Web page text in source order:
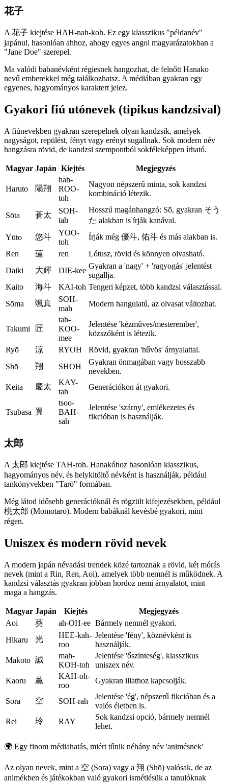
花子
A 花子 kiejtése HAH-nah-koh. Ez egy klasszikus "példanév"
japánul, hasonlóan ahhoz, ahogy egyes angol magyarázatokban a
"Jane Doe" szerepel.
Ma valódi babanévként régiesnek hangozhat, de felnőtt Hanako
nevű emberekkel még találkozhatsz. A médiában gyakran egy
egyenes, hagyományos karaktert jelez.
Gyakori fiú utónevek (tipikus kandzsival)
A fiúnevekben gyakran szerepelnek olyan kandzsik, amelyek
nagyságot, repülést, fényt vagy erényt sugallnak. Sok modern név
hangzásra rövid, de kandzsi szempontból sokféleképpen írható.
Magyar Japán Kiejtés Megjegyzés
Haruto 陽翔
hah-
ROO-
toh
Nagyon népszerű minta, sok kandzsi
kombináció létezik.
Sōta 蒼太
SOH-
tah
Hosszú magánhangzó: Sō, gyakran そう
た alakban is írják kanával.
Yūto
悠斗
YOO-
toh
Írják még 優斗, 佑斗 és más alakban is.
Ren
蓮 ren
Lótusz, rövid és könnyen olvasható.
Daiki
大輝 DIE-kee
Gyakran a 'nagy' + 'ragyogás' jelentést
sugallja.
Kaito
海斗 KAI-toh Tengeri képzet, több kandzsi választással.
Sōma
颯真
SOH-
mah
Modern hangulatú, az olvasat változhat.
Takumi 匠
tah-
KOO-
mee
Jelentése 'kézműves/mesterember',
közszóként is létezik.
Ryō
涼 RYOH
Rövid, gyakran 'hűvös' árnyalattal.
Shō
翔 SHOH
Gyakran önmagában vagy hosszabb
nevekben.
Keita
慶太
KAY-
tah
Generációkon át gyakori.
Tsubasa 翼
tsoo-
BAH-
sah
Jelentése 'szárny', emlékezetes és
fikcióban is használják.
太郎
A 太郎 kiejtése TAH-roh. Hanakóhoz hasonlóan klasszikus,
hagyományos név, és helykitöltő névként is használják, például
tankönyvekben "Tarō" formában.
Még látod idősebb generációknál és rögzült kifejezésekben, például
桃太郎 (Momotarō). Modern babáknál kevésbé gyakori, mint
régen.
Uniszex és modern rövid nevek
A modern japán névadási trendek közé tartoznak a rövid, két mórás
nevek (mint a Rin, Ren, Aoi), amelyek több nemnél is működnek. A
kandzsi választás gyakran jobban hordoz nemi árnyalatot, mint
maga a hangzás.
Magyar Japán Kiejtés
Megjegyzés
Aoi
葵 ah-OH-ee Bármely nemnél gyakori.
Hikaru
光
HEE-kah-
roo
Jelentése 'fény', köznévként is
használják.
Makoto 誠
mah-
KOH-toh
Jelentése 'őszinteség', klasszikus
uniszex név.
Kaoru
薫
KAH-oh-
roo
Gyakran illathoz kapcsolják.
Sora 空 SOH-rah
Jelentése 'ég', népszerű fikcióban és a
valós életben is.
Rei
玲 RAY
Sok kandzsi opció, bármely nemnél
lehet.
🌍 Egy finom médiahatás, miért tűnik néhány név 'animésnek'
Az olyan nevek, mint a 空 (Sora) vagy a 翔 (Shō) valósak, de az
animékben és játékokban való gyakori ismétlésük a tanulóknak